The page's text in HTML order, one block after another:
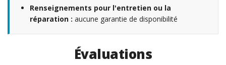
Renseignements pour l'entretien ou la
réparation : aucune garantie de disponibilité
Évaluations